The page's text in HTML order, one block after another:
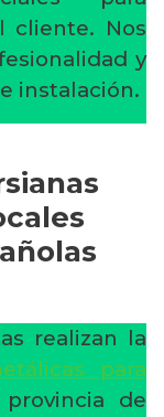
cliente. Nos
y
instalación.
realizan la
para
de